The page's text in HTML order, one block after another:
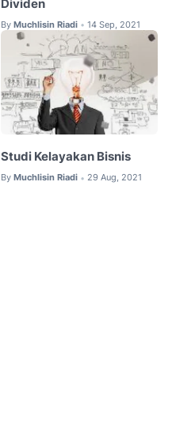
Dividen
By Muchlisin Riadi • 14 Sep, 2021
Studi Kelayakan Bisnis
By Muchlisin Riadi • 29 Aug, 2021